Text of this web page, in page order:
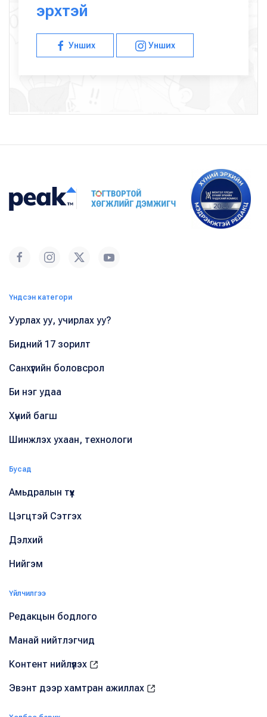
эрхтэй
Унших Унших
Үндсэн категори
Уурлах уу, учирлах уу?
Бидний 17 зорилт
Санхүүгийн боловсрол
Би нэг удаа
Хүний багш
Шинжлэх ухаан, технологи
Бусад
Амьдралын түүх
Цэгцтэй Сэтгэх
Дэлхий
Нийгэм
Үйлчилгээ
Редакцын бодлого
Манай нийтлэгчид
Контент нийлүүлэх
Эвэнт дээр хамтран ажиллах